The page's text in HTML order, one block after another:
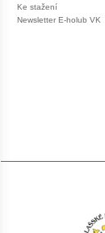
Ke stažení
Newsletter E-holub VK